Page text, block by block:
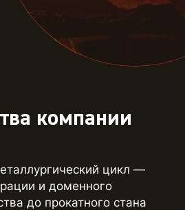
компании
цикл —
и доменного
до прокатного стана